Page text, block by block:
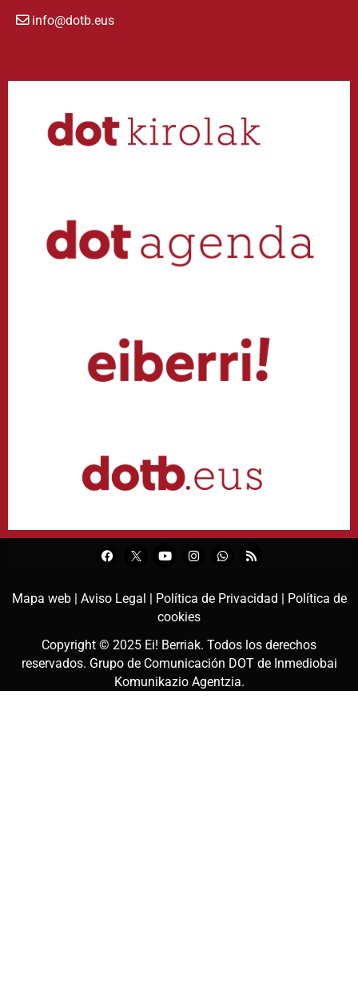
info@dotb.eus
Mapa web | Aviso Legal | Política de Privacidad |
Política de
cookies
Copyright © 2025 Ei! Berriak. Todos los derechos
reservados. Grupo de Comunicación DOT de Inmediobai
Komunikazio Agentzia.